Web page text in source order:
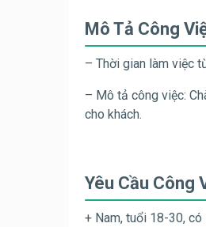
Mô Tả Công
– Thời gian làm việc
– Mô tả công việc:
cho khách.
Yêu Cầu Công
+ Nam, tuổi 18-30,